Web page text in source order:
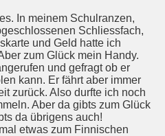
In meinem Schulranzen,
Schliessfach,
und Geld hatte ich
zum Glück mein Handy.
und gefragt ob er
kann. Er fährt aber immer
zurück. Also durfte ich noch
Aber da gibts zum Glück
da übrigens auch!
etwas zum Finnischen